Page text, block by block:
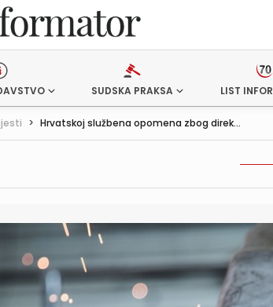
SUDSKA PRAKSA LIST
> Hrvatskoj službena opomena zbog direk...